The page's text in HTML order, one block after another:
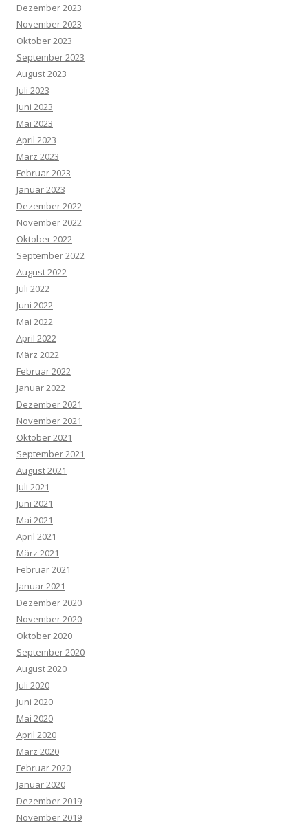
Dezember 2023
November 2023
Oktober 2023
September 2023
August 2023
Juli 2023
Juni 2023
Mai 2023
April 2023
März 2023
Februar 2023
Januar 2023
Dezember 2022
November 2022
Oktober 2022
September 2022
August 2022
Juli 2022
Juni 2022
Mai 2022
April 2022
März 2022
Februar 2022
Januar 2022
Dezember 2021
November 2021
Oktober 2021
September 2021
August 2021
Juli 2021
Juni 2021
Mai 2021
April 2021
März 2021
Februar 2021
Januar 2021
Dezember 2020
November 2020
Oktober 2020
September 2020
August 2020
Juli 2020
Juni 2020
Mai 2020
April 2020
März 2020
Februar 2020
Januar 2020
Dezember 2019
November 2019